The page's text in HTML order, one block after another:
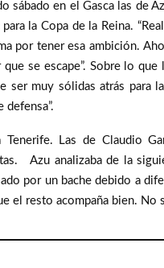
sábado en el Gasca las de
la Copa de la Reina.
por tener esa ambición.
se escape”. Sobre lo
ser muy sólidas atrás para
defensa”.
Tenerife. Las de Claudio
Azu analizaba de la
por un bache debido a
el resto acompaña bien. No